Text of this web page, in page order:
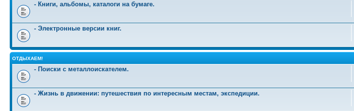
- Книги, альбомы, каталоги на бумаге.
- Электронные версии книг.
ОТДЫХАЕМ!
- Поиски с металлоискателем.
- Жизнь в движении: путешествия по интересным местам, экспедиции.